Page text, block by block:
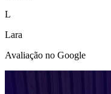
L
Lara
Avaliação no Google